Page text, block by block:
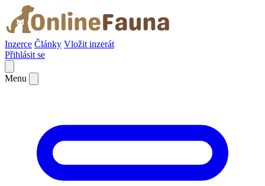
Inzerce Články Vložit inzerát
Přihlásit se
Menu